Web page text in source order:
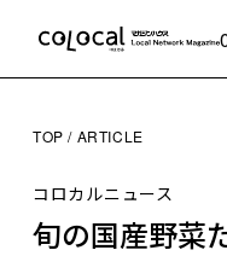
TOP ARTICLE
コロカルニュース
旬の国産野菜